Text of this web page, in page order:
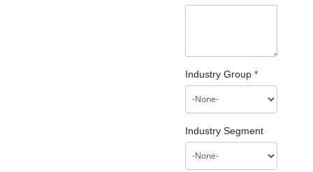
Industry Group *
Industry Segment